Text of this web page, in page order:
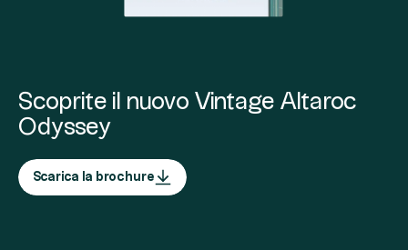
Scoprite il nuovo Vintage Altaroc
Odyssey
Scarica la brochure